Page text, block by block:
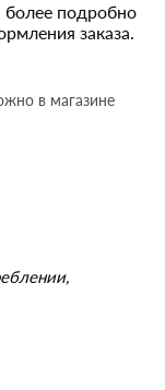
более подробно
заказа.
в магазине